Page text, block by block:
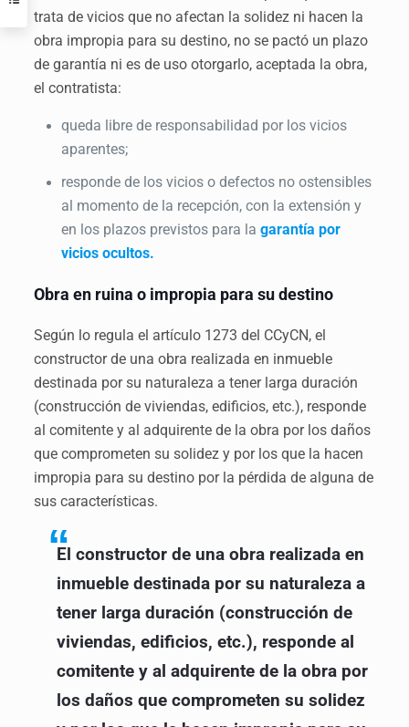
trata de vicios que no afectan la solidez ni hacen la
obra impropia para su destino, no se pactó un plazo
de garantía ni es de uso otorgarlo, aceptada la obra,
el contratista:
queda libre de responsabilidad por los vicios
aparentes;
responde de los vicios o defectos no ostensibles
al momento de la recepción, con la extensión y
en los plazos previstos para la garantía por
vicios ocultos.
Obra en ruina o impropia para su destino
Según lo regula el artículo 1273 del CCyCN, el
constructor de una obra realizada en inmueble
destinada por su naturaleza a tener larga duración
(construcción de viviendas, edificios, etc.), responde
al comitente y al adquirente de la obra por los daños
que comprometen su solidez y por los que la hacen
impropia para su destino por la pérdida de alguna de
sus características.
El constructor de una obra realizada en
inmueble destinada por su naturaleza a
tener larga duración (construcción de
viviendas, edificios, etc.), responde al
comitente y al adquirente de la obra por
los daños que comprometen su solidez